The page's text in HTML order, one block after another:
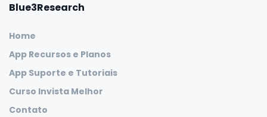
Blue3Research
Home
App Recursos e Planos
App Suporte e Tutoriais
Curso Invista Melhor
Contato